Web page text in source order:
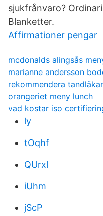
sjukfrånvaro?
Blanketter.
Affirmationer pengar
mcdonalds alingsås
marianne andersson
rekommendera
orangeriet meny lunch
vad kostar iso
ly
tOqhf
QUrxl
iUhm
jScP